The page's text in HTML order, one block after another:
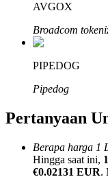
Afiliasi Bitrue
AVGOX
Broadcom
PIPEDOG
Pipedog
Pertanyaan
Berapa harga 1
Hingga saat ini,
€0.02131 EUR.